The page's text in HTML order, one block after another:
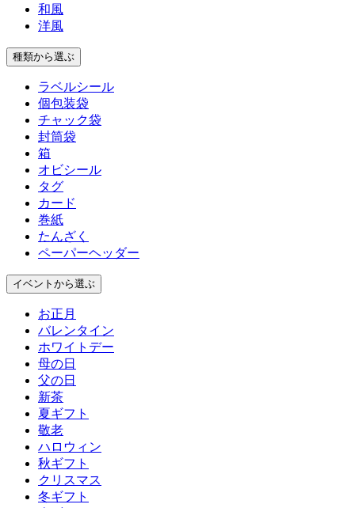
和風
洋風
種類から選ぶ
ラベルシール
個包装袋
チャック袋
封筒袋
箱
オビシール
タグ
カード
巻紙
たんざく
ペーパーヘッダー
イベント から選ぶ
お正月
バレンタイン
ホワイトデー
母の日
父の日
新茶
夏ギフト
敬老
ハロウィン
秋ギフト
クリスマス
冬ギフト